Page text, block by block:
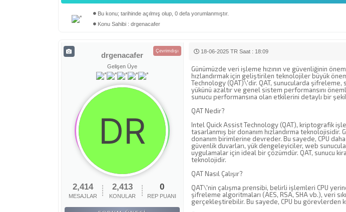
Bu konu; tarihinde açılmış olup, 0 defa yorumlanmıştır.
Konu Sahibi : drgenacafer
Derecelendirme: 0/5 - 0 oy
Çevrimdışı
drgenacafer
Gelişen Üye
2,414
MESAJLAR
2,413
KONULAR
0
REP PUANI
18-06-2025 TR Saat : 18:09
Günümüzde veri işleme hızının ve güvenliğinin
hızlandırmak için geliştirilen teknolojiler büyük
Technology (QAT)\'dir. QAT, sunucularda şifreleme,
yükünü azaltır ve genel sistem performansını önemli
sunucu performansına olan etkilerini detaylı bir
QAT Nedir?
Intel Quick Assist Technology (QAT), kriptografik
tasarlanmış bir donanım hızlandırma
donanım birimlerine devreder. Bu sayede, CPU
güvenlik duvarları, yük dengeleyiciler, web
uygulamalar için ideal bir çözümdür. QAT, sunucu
teknolojidir.
QAT Nasıl Çalışır?
QAT\'nin çalışma prensibi, belirli işlemleri CPU
şifreleme algoritmaları (AES, RSA, SHA vb.), veri
gerçekleştirebilir. Bu sayede, CPU bu görevlerden